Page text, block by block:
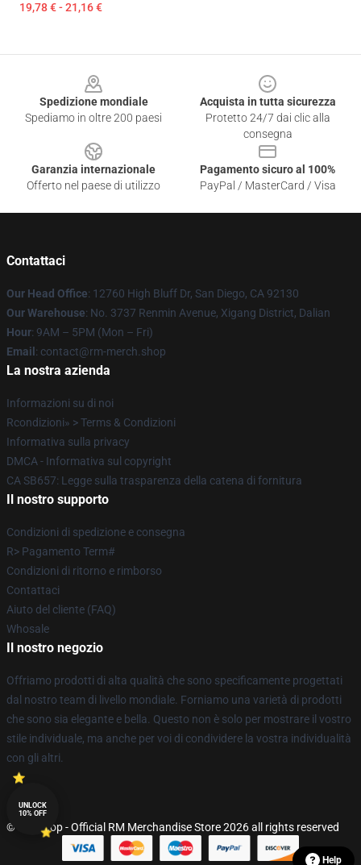
19,78 € - 21,16 €
Spedizione mondiale
Spediamo in oltre 200 paesi
Acquista in tutta sicurezza
Protetto 24/7 dai clic alla
consegna
Garanzia internazionale
Offerto nel paese di utilizzo
Pagamento sicuro al 100%
PayPal / MasterCard / Visa
Contattaci
Our Head Office: 12760 High Bluff Dr, San Diego, CA 92130
Our Warehouse: No. 3737 Renmin Avenue, Xigang District, Dalian
Hour: 9AM – 5PM (Mon – Fri)
Email : contact@rm-merch.shop
La nostra azienda
Informazioni su di noi
Rcondizioni» > Terms & Condizioni
Informativa sulla privacy
DMCA - Informativa sul copyright
CA SB657: Legge sulla trasparenza della catena di fornitura
Il nostro supporto
Condizioni di spedizione e consegna
R> Pagamento Term#
Condizioni di ritorno e rimborso
Contattaci
Aiuto del cliente (FAQ)
Whosale
Il nostro negozio
Offriamo prodotti di alta qualità che sono specificamente progettati
dal nostro team di livello mondiale. Forniamo una varietà di prodotti
che sono sia elegante e bella. Questo non è solo per mostrare il vostro
stile individuale, ma anche per voi di condividere la vostra individualità
con gli altri.
© RM Shop - Official RM Merchandise Store 2026 all rights reserved
Help
UNLOCK
10% OFF